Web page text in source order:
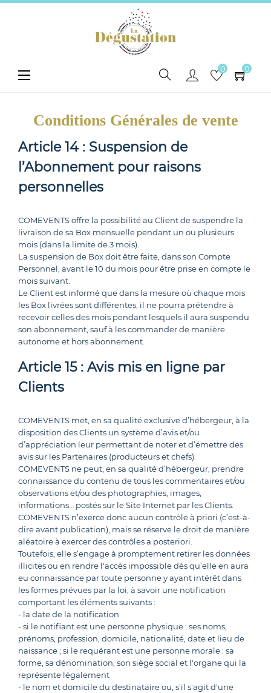
0 0
Toggle
☰
Conditions Générales de vente
Article 14 : Suspension de
l’Abonnement pour raisons
personnelles
COMEVENTS offre la possibilité au Client de suspendre la
livraison de sa Box mensuelle pendant un ou plusieurs
mois (dans la limite de 3 mois).
La suspension de Box doit être faite, dans son Compte
Personnel, avant le 10 du mois pour être prise en compte le
mois suivant.
Le Client est informé que dans la mesure où chaque mois
les Box livrées sont différentes, il ne pourra prétendre à
recevoir celles des mois pendant lesquels il aura suspendu
son abonnement, sauf à les commander de manière
autonome et hors abonnement.
Article 15 : Avis mis en ligne par
Clients
COMEVENTS met, en sa qualité exclusive d’hébergeur, à la
disposition des Clients un système d’avis et/ou
d’appréciation leur permettant de noter et d’émettre des
avis sur les Partenaires (producteurs et chefs).
COMEVENTS ne peut, en sa qualité d’hébergeur, prendre
connaissance du contenu de tous les commentaires et/ou
observations et/ou des photographies, images,
informations… postés sur le Site Internet par les Clients.
COMEVENTS n’exerce donc aucun contrôle à priori (c’est-à-
dire avant publication), mais se réserve le droit de manière
aléatoire à exercer des contrôles a posteriori.
Toutefois, elle s’engage à promptement retirer les données
illicites ou en rendre l'accès impossible dès qu’elle en aura
eu connaissance par toute personne y ayant intérêt dans
les formes prévues par la loi, à savoir une notification
comportant les éléments suivants :
- la date de la notification
- si le notifiant est une personne physique : ses noms,
prénoms, profession, domicile, nationalité, date et lieu de
naissance ; si le requérant est une personne morale : sa
forme, sa dénomination, son siège social et l'organe qui la
représente légalement
- le nom et domicile du destinataire ou, s'il s'agit d'une